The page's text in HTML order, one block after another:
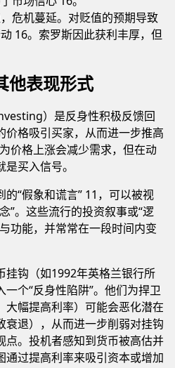
危机蔓延。对贬值的预期导致
16。索罗斯因此获利丰厚，但
他表现形式
）是反身性积极反馈回
价格吸引买家，从而进一步推高
价格上涨会减少需求，但在动
买入信号。
“假象和谎言” 11，可以被视
”。这些流行的投资叙事或“逻
功能，并常常在一段时间内变
挂钩（如1992年英格兰银行所
个“反身性陷阱”。他们为捍卫
大幅提高利率）可能会恶化潜在
衰退），从而进一步削弱对挂钩
点。投机者感知到货币被高估并
通过提高利率来吸引资本或增加